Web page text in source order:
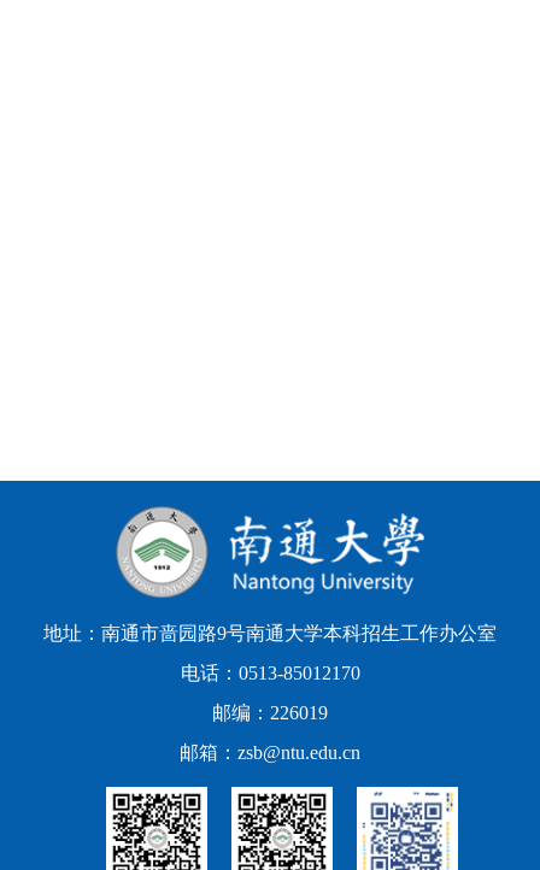
地址：南通市啬园路9号南通大学本科招生工作办公室
电话：0513-85012170
邮编：226019
邮箱：zsb@ntu.edu.cn